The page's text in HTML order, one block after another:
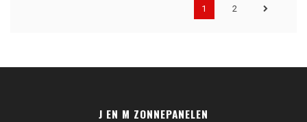
1 2
J EN M ZONNEPANELEN